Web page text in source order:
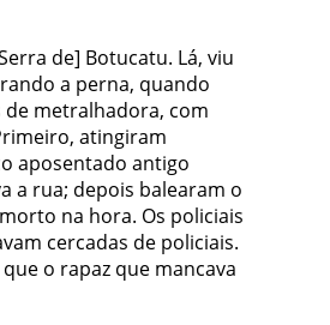
de] Botucatu. Lá, viu
a perna, quando
metralhadora, com
atingiram
aposentado antigo
a rua; depois balearam o
na hora. Os policiais
cercadas de policiais.
o rapaz que mancava